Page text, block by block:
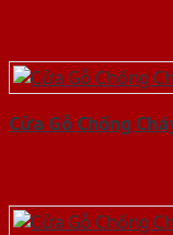
Cửa Gỗ Chống